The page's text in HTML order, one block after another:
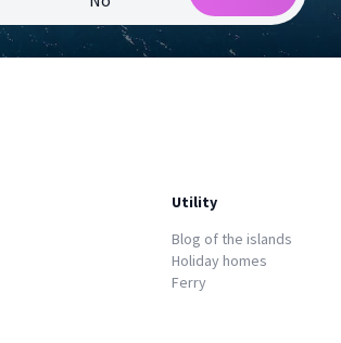
Utility
Blog of the islands
Holiday homes
Ferry